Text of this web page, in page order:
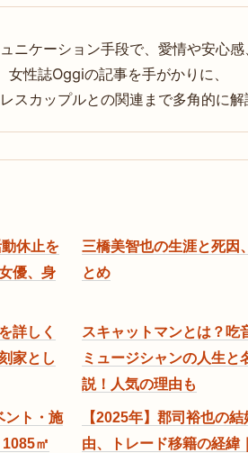
ニケーション手段で、愛情や安心感
性誌Oggiの記事を手がかりに、
スカップルとの関連まで多角的に解
休止を
優、身
三橋美智也の生涯と死因
とめ
詳しく
家とし
スキャットマンとは？吃
ミュージシャンの人生と
説！人気の理由も
ント・施
㎡
【2025年】郡司裕也の
由、トレード移籍の経緯